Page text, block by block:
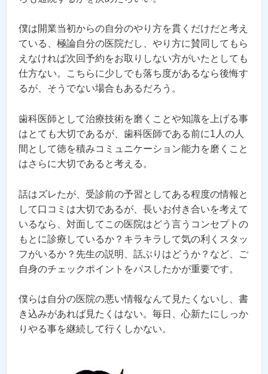
僕は開業当初からの自分のやり方を貫くだけだと考え
ている、極論自分の医院だし、やり方に賛同してもら
えなければ次回予約をお取りしない方がいたとしても
仕方ない。こちらに少しでも落ち度があるなら後悔す
るが、そうでない場合もあるだろう。
歯科医師として治療技術を磨くことや知識を上げる事
はとても大切であるが、歯科医師である前に1人の人
間として徳を積みコミュニケーション能力を磨くこと
はさらに大切であると考える。
話はズレたが、受診前の予習としてある程度の情報と
して口コミは大切であるが、長いお付き合いを考えて
いるなら、対面してこの医院はどう言うコンセプトの
もとに診療しているか？キラキラして気の利くスタッ
フがいるか？先生の説明、話ぶりはどうか？など、ご
自身のチェックポイントをパスしたかが重要です。
僕らは自分の医院の悪い情報なんて見たくないし、書
き込みがあれば見たくはない。毎日、心新たにしっか
りやる事を継続して行くしかない。